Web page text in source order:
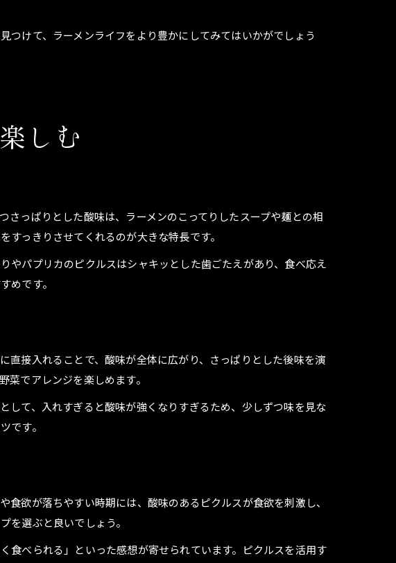
つけて、ラーメンライフをより豊かにしてみてはいかがでしょう
しむ
っぱりとした酸味は、ラーメンのこってりしたスープや麺との相
っきりさせてくれるのが大きな特長です。
やパプリカのピクルスはシャキッとした歯ごたえがあり、食べ応え
めです。
直接入れることで、酸味が全体に広がり、さっぱりとした後味を演
でアレンジを楽しめます。
して、入れすぎると酸味が強くなりすぎるため、少しずつ味を見な
です。
欲が落ちやすい時期には、酸味のあるピクルスが食欲を刺激し、
を選ぶと良いでしょう。
食べられる」といった感想が寄せられています。ピクルスを活用す